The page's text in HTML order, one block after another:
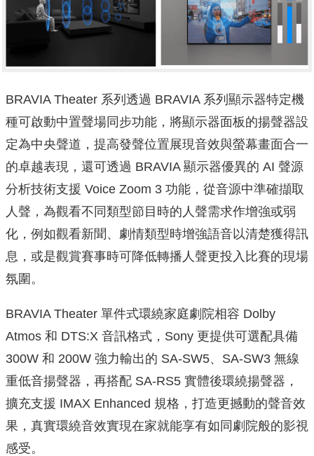
BRAVIA Theater 系列透過 BRAVIA 系列顯示器特定機
種可啟動中置聲場同步功能，將顯示器面板的揚聲器設
定為中央聲道，提高發聲位置展現音效與螢幕畫面合一
的卓越表現，還可透過 BRAVIA 顯示器優異的 AI 聲源
分析技術支援 Voice Zoom 3 功能，從音源中準確擷取
人聲，為觀看不同類型節目時的人聲需求作增強或弱
化，例如觀看新聞、劇情類型時增強語音以清楚獲得訊
息，或是觀賞賽事時可降低轉播人聲更投入比賽的現場
氛圍。
BRAVIA Theater 單件式環繞家庭劇院相容 Dolby
Atmos 和 DTS:X 音訊格式，Sony 更提供可選配具備
300W 和 200W 強力輸出的 SA-SW5、SA-SW3 無線
重低音揚聲器，再搭配 SA-RS5 實體後環繞揚聲器，
擴充支援 IMAX Enhanced 規格，打造更撼動的聲音效
果，真實環繞音效實現在家就能享有如同劇院般的影視
感受。